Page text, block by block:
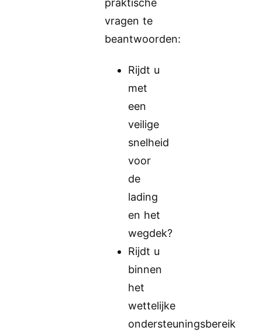
praktische
vragen te
beantwoorden:
Rijdt u
met
een
veilige
snelheid
voor
de
lading
en het
wegdek?
Rijdt u
binnen
het
wettelijke
ondersteuningsbereik